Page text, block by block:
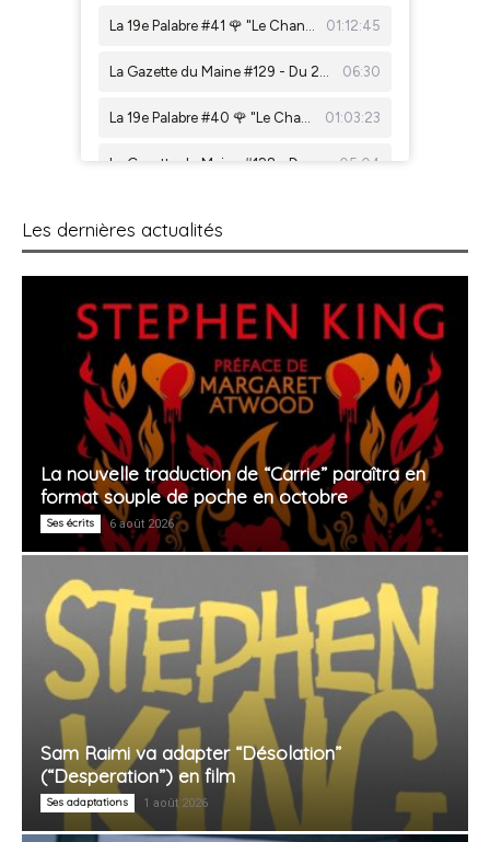
Les dernières actualités
La nouvelle traduction de “Carrie” paraîtra en
format souple de poche en octobre
Ses écrits 6 août 2026
Sam Raimi va adapter “Désolation”
(“Desperation”) en film
Ses adaptations 1 août 2026